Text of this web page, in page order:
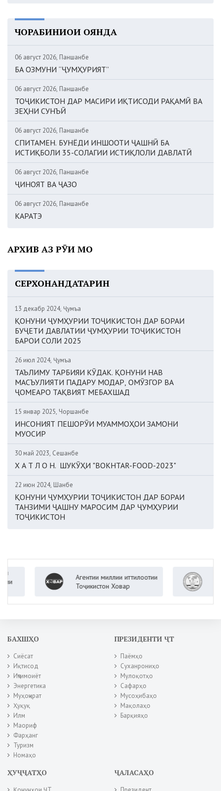
ЧОРАБИНИҲОИ ОЯНДА
06 август 2026, Панҷшанбе
БА ОЗМУНИ “ҶУМҲУРИЯТ”
06 август 2026, Панҷшанбе
ТОҶИКИСТОН ДАР МАСИРИ ИҚТИСОДИ РАҚАМӢ ВА
ЗЕҲНИ СУНЪӢ
06 август 2026, Панҷшанбе
СПИТАМЕН. БУНЁДИ ИНШООТИ ҶАШНӢ БА
ИСТИҚБОЛИ 35-СОЛАГИИ ИСТИҚЛОЛИ ДАВЛАТӢ
06 август 2026, Панҷшанбе
ҶИНОЯТ ВА ҶАЗО
06 август 2026, Панҷшанбе
КАРАТЭ
АРХИВ АЗ РӮИ МОҲ
СЕРХОНАНДАТАРИН
13 декабр 2024, Ҷумъа
ҚОНУНИ ҶУМҲУРИИ ТОҶИКИСТОН ДАР БОРАИ
БУҶЕТИ ДАВЛАТИИ ҶУМҲУРИИ ТОҶИКИСТОН
БАРОИ СОЛИ 2025
26 июл 2024, Ҷумъа
ТАЪЛИМУ ТАРБИЯИ КӮДАК. ҚОНУНИ НАВ
МАСЪУЛИЯТИ ПАДАРУ МОДАР, ОМӮЗГОР ВА
ҶОМЕАРО ТАҚВИЯТ МЕБАХШАД
15 январ 2025, Чоршанбе
ИНСОНИЯТ ПЕШОРӮИ МУАММОҲОИ ЗАМОНИ
МУОСИР
30 май 2023, Сешанбе
Х А Т Л О Н. ШУКӮҲИ "BOKHTAR-FOOD-2023"
22 июн 2024, Шанбе
ҚОНУНИ ҶУМҲУРИИ ТОҶИКИСТОН ДАР БОРАИ
ТАНЗИМИ ҶАШНУ МАРОСИМ ДАР ҶУМҲУРИИ
ТОҶИКИСТОН
Агентии миллии иттилоотии
Тоҷикистон Ховар
БАХШҲО
Сиёсат
Иқтисод
Иҷтимоиёт
Энергетика
Муҳоҷират
Ҳуқуқ
Илм
Маориф
Фарҳанг
Туризм
Номаҳо
ПРЕЗИДЕНТИ ҶТ
Паёмҳо
Суханрониҳо
Мулоқотҳо
Сафарҳо
Мусоҳибаҳо
Мақолаҳо
Барқияҳо
ҲУҶҶАТҲО ҶАЛАСАҲО